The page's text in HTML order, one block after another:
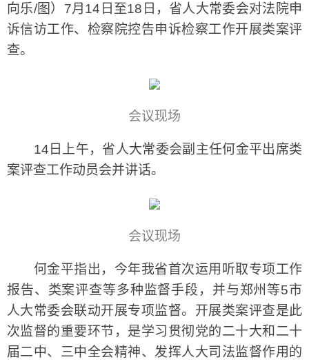
向乐/图）7月14日至18日，省人大常委会对法院申
诉信访工作、检察院控告申诉检察工作开展类案评
查。
会议现场
14日上午，省人大常委会副主任何金平出席类
案评查工作动员会并讲话。
会议现场
何金平指出，今年我省首次运用听取专项工作
报告、类案评查等多种监督手段，并与郑州等5市
人大常委会联动开展专项监督。开展类案评查是此
次监督的重要环节，是学习贯彻党的二十大和二十
届二中、三中全会精神、发挥人大司法监督作用的